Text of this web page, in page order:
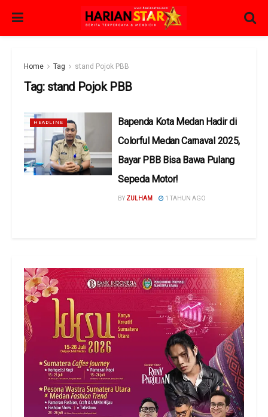
Home Tag stand Pojok PBB
Tag: stand Pojok PBB
HEADLINE
Bapenda Kota Medan Hadir di
Colorful Medan Carnaval 2025,
Bayar PBB Bisa Bawa Pulang
Sepeda Motor!
BY ZULHAM 1 TAHUN AGO